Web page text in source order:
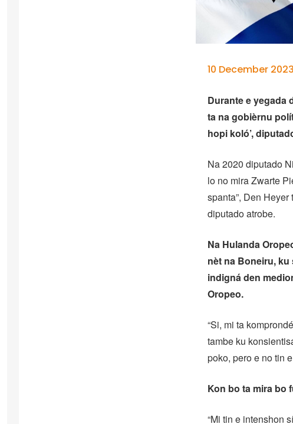
10 December
Durante e yegada
ta na gobièrnu
hopi koló’,
Na 2020 diputado
lo no mira Zwarte
spanta”, Den
diputado atrobe.
Na Hulanda
nèt na Boneiru, ku
indigná den
Oropeo.
“Si, mi ta
tambe ku
poko, pero e no tin
Kon bo ta mira bo
“Mi tin e intenshon